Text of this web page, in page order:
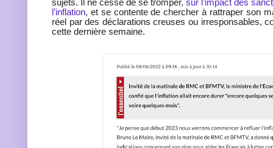
sujets. Il ne cesse de se tromper, sur l’impact des
l’inflation, et se contente de chercher à rattraper son
réel par des déclarations creuses ou irresponsables,
cette dernière semaine.